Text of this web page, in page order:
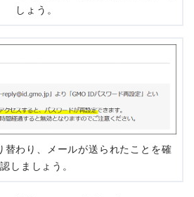
しょう。
替わり、メールが送られたことを確
認しましょう。